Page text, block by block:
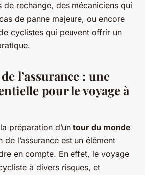
de rechange, des mécaniciens qui
de panne majeure, ou encore
cyclistes qui peuvent offrir un
l’assurance : une
pour le voyage à
préparation d’un tour du monde
l’assurance est un élément
en compte. En effet, le voyage
à divers risques, et